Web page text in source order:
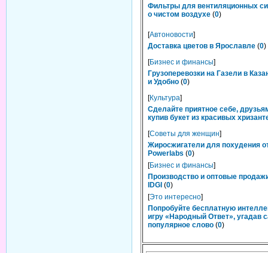
Фильтры для вентиляционных
о чистом воздухе (0)
[Автоновости]
Доставка цветов в Ярославле (0)
[Бизнес и финансы]
Грузоперевозки на Газели в
и Удобно (0)
[Культура]
Сделайте приятное себе,
купив букет из красивых
[Советы для женщин]
Жиросжигатели для похудения
Powerlabs (0)
[Бизнес и финансы]
Производство и оптовые
IDGI (0)
[Это интересно]
Попробуйте бесплатную
игру «Народный Ответ», угадав
популярное слово (0)